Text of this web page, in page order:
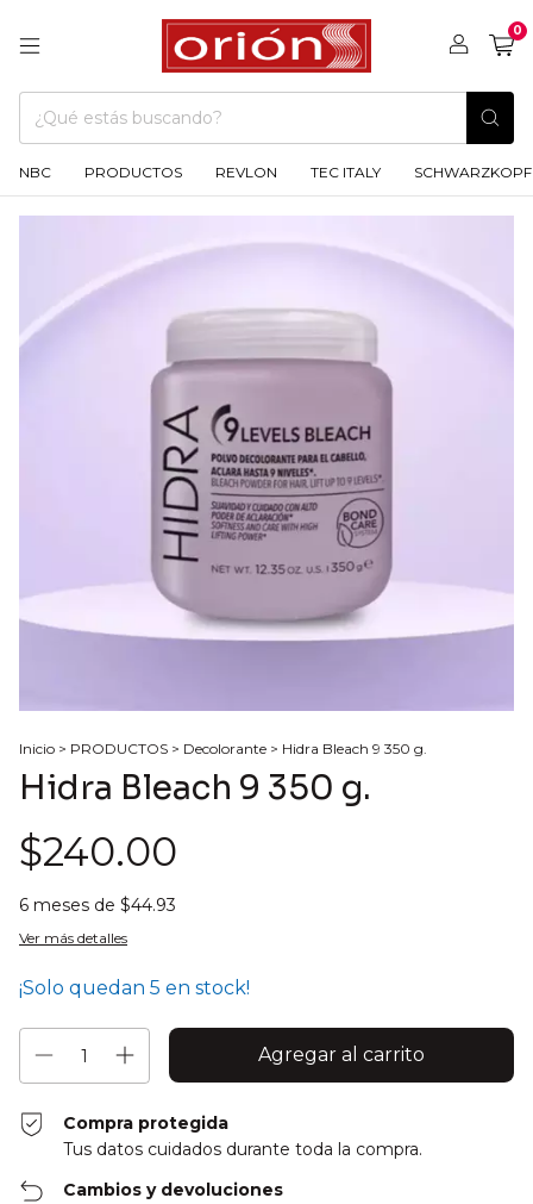
0
NBC PRODUCTOS REVLON TEC ITALY SCHWARZKOPF
Inicio > PRODUCTOS > Decolorante > Hidra Bleach 9 350 g.
Hidra Bleach 9 350 g.
$240.00
6 meses de $44.93
Ver más detalles
¡Solo quedan 5 en stock!
Compra protegida
Tus datos cuidados durante toda la compra.
Cambios y devoluciones